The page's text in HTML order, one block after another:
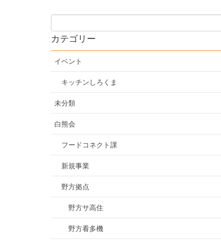
カテゴリー
イベント
キッチンしろくま
未分類
白熊会
フードコネクト課
新規事業
野方拠点
野方サ高住
野方看多機